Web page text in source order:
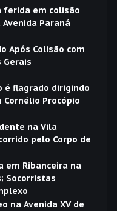
ferida em colisão
Paraná
Após Colisão com
Gerais
é flagrado dirigindo
Procópio
na Vila
pelo Corpo de
em Ribanceira na
Socorristas
na Avenida XV de